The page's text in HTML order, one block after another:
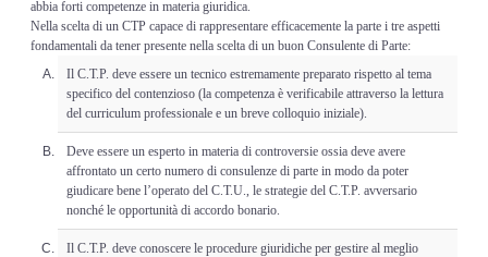
abbia forti competenze in materia giuridica.
Nella scelta di un CTP capace di rappresentare efficacemente la parte i tre aspetti
fondamentali da tener presente nella scelta di un buon Consulente di Parte:
Il C.T.P. deve essere un tecnico estremamente preparato rispetto al tema
specifico del contenzioso (la competenza è verificabile attraverso la lettura
del curriculum professionale e un breve colloquio iniziale).
Deve essere un esperto in materia di controversie ossia deve avere
affrontato un certo numero di consulenze di parte in modo da poter
giudicare bene l’operato del C.T.U., le strategie del C.T.P. avversario
nonché le opportunità di accordo bonario.
Il C.T.P. deve conoscere le procedure giuridiche per gestire al meglio